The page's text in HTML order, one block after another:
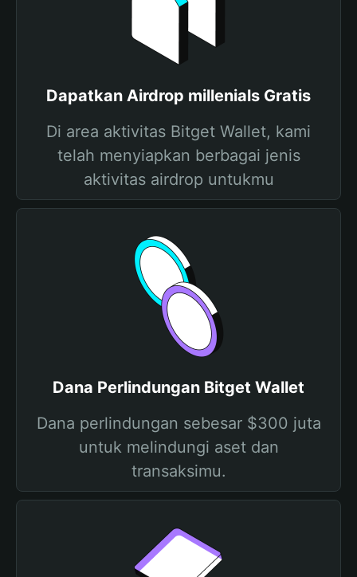
Dapatkan Airdrop millenials Gratis
Di area aktivitas Bitget Wallet, kami
telah menyiapkan berbagai jenis
aktivitas airdrop untukmu
Dana Perlindungan Bitget Wallet
Dana perlindungan sebesar $300 juta
untuk melindungi aset dan
transaksimu.